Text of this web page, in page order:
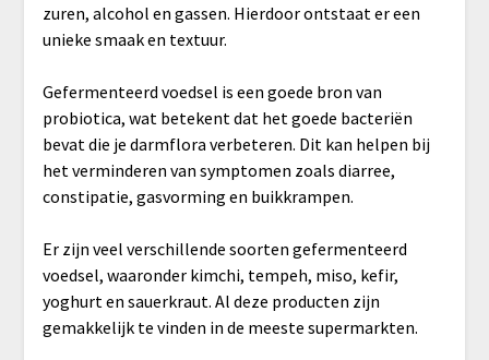
zuren, alcohol en gassen. Hierdoor ontstaat er een
unieke smaak en textuur.
Gefermenteerd voedsel is een goede bron van
probiotica, wat betekent dat het goede bacteriën
bevat die je darmflora verbeteren. Dit kan helpen bij
het verminderen van symptomen zoals diarree,
constipatie, gasvorming en buikkrampen.
Er zijn veel verschillende soorten gefermenteerd
voedsel, waaronder kimchi, tempeh, miso, kefir,
yoghurt en sauerkraut. Al deze producten zijn
gemakkelijk te vinden in de meeste supermarkten.